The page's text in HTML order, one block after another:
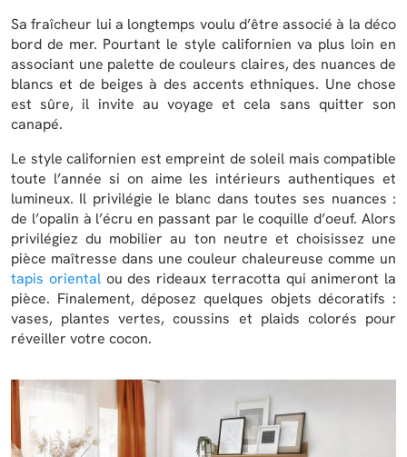
Sa fraîcheur lui a longtemps voulu d’être associé à la déco
bord de mer. Pourtant le style californien va plus loin en
associant une palette de couleurs claires, des nuances de
blancs et de beiges à des accents ethniques. Une chose
est sûre, il invite au voyage et cela sans quitter son
canapé.
Le style californien est empreint de soleil mais compatible
toute l’année si on aime les intérieurs authentiques et
lumineux. Il privilégie le blanc dans toutes ses nuances :
de l’opalin à l’écru en passant par le coquille d’oeuf. Alors
privilégiez du mobilier au ton neutre et choisissez une
pièce maîtresse dans une couleur chaleureuse comme un
tapis orientalou des rideaux terracotta qui animeront la
pièce. Finalement, déposez quelques objets décoratifs :
vases, plantes vertes, coussins et plaids colorés pour
réveiller votre cocon.